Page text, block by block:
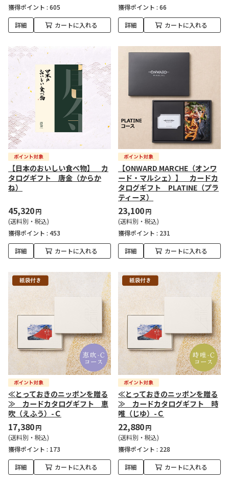
獲得ポイント : 605
詳細 カートに入れる
獲得ポイント : 66
詳細 カートに入れる
【日本のおいしい食べ物】 カ
タログギフト 唐金（からか
ね）
45,320円
(送料別・税込)
獲得ポイント : 453
詳細 カートに入れる
【ONWARD MARCHE（オンワ
ード・マルシェ）】 カードカ
タログギフト PLATINE（プラ
ティーヌ）
23,100円
(送料別・税込)
獲得ポイント : 231
詳細 カートに入れる
≪とっておきのニッポンを贈る
≫ カードカタログギフト 恵
吹（えふう）-Ｃ
17,380円
(送料別・税込)
獲得ポイント : 173
詳細 カートに入れる
≪とっておきのニッポンを贈る
≫ カードカタログギフト 時
唯（じゆ）-Ｃ
22,880円
(送料別・税込)
獲得ポイント : 228
詳細 カートに入れる